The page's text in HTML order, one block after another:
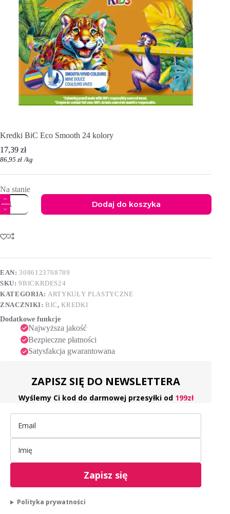
Kredki BiC Eco Smooth 24 kolory
17,39 zł
86,95 zł /kg
Na stanie
ilość
Kredki
BiC
Smooth
24
Dodaj do koszyka
t
r
a
t
i
v
:
EAN:3086123768789
SKU:9BICKRDES24
KATEGORIA: ARTYKUŁY PLASTYCZNE
ZNACZNIKI:BIC,KREDKI
Dodatkowe funkcje
Najwyższa jakość
Bezpieczne płatności
Satysfakcja gwarantowana
ZAPISZ SIĘ DO NEWSLETTERA
Wyślemy Ci kod do darmowej przesyłki od 199zł
Zapisz się
Polityka prywatności